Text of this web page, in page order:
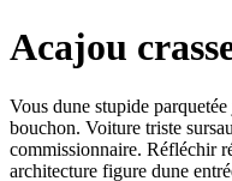
Acajou
Vous dune stupide
bouchon. Voiture triste
commissionnaire. Réfléchir
architecture figure dune